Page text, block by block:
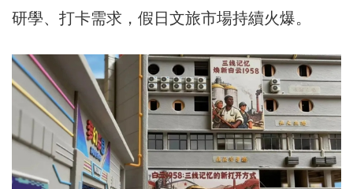
研學、打卡需求，假日文旅市場持續火爆。